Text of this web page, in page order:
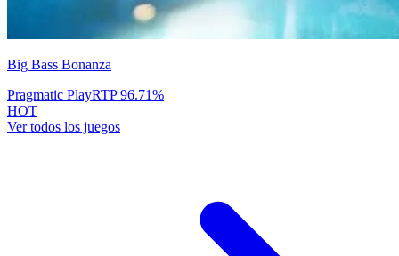
Big Bass Bonanza
Pragmatic PlayRTP96.71%
HOT
Ver todos los juegos